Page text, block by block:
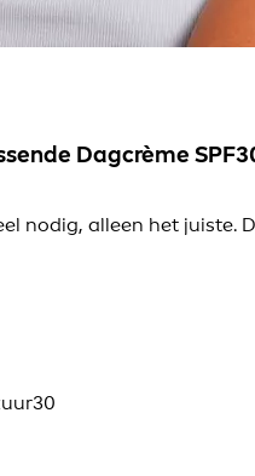
Dagcrème
nodig, alleen het juiste.
30